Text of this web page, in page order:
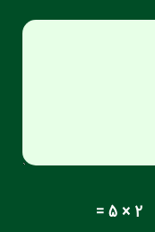
2 × 5 =